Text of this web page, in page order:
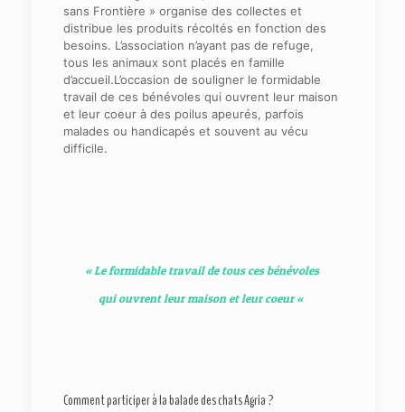
sans Frontière » organise des collectes et
distribue les produits récoltés en fonction des
besoins. L’association n’ayant pas de refuge,
tous les animaux sont placés en famille
d’accueil.L’occasion de souligner le formidable
travail de ces bénévoles qui ouvrent leur maison
et leur coeur à des poilus apeurés, parfois
malades ou handicapés et souvent au vécu
difficile.
« Le formidable travail de tous ces bénévoles
qui ouvrent leur maison et leur coeur «
Comment participer à la balade des chats Agria ?